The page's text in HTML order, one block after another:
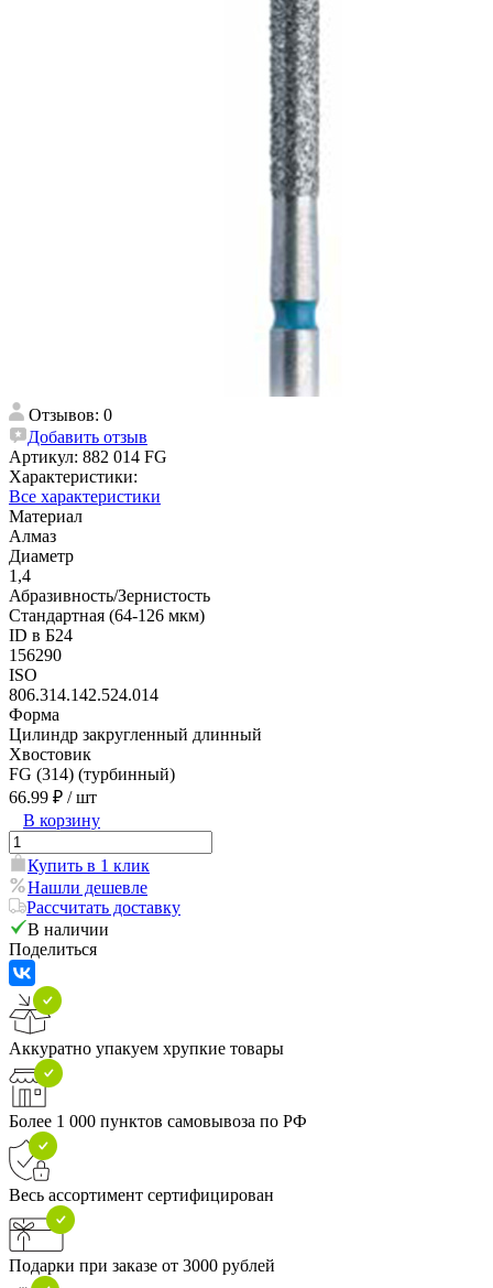
Отзывов: 0
Добавить отзыв
Артикул: 882 014 FG
Характеристики:
Все характеристики
Материал
Алмаз
Диаметр
1,4
Абразивность/Зернистость
Стандартная (64-126 мкм)
ID в Б24
156290
ISO
806.314.142.524.014
Форма
Цилиндр закругленный длинный
Хвостовик
FG (314) (турбинный)
66.99 ₽ / шт
В корзину
Купить в 1 клик
Нашли дешевле
Рассчитать доставку
В наличии
Поделиться
Аккуратно упакуем хрупкие товары
Более 1 000 пунктов самовывоза по РФ
Весь ассортимент сертифицирован
Подарки при заказе от 3000 рублей